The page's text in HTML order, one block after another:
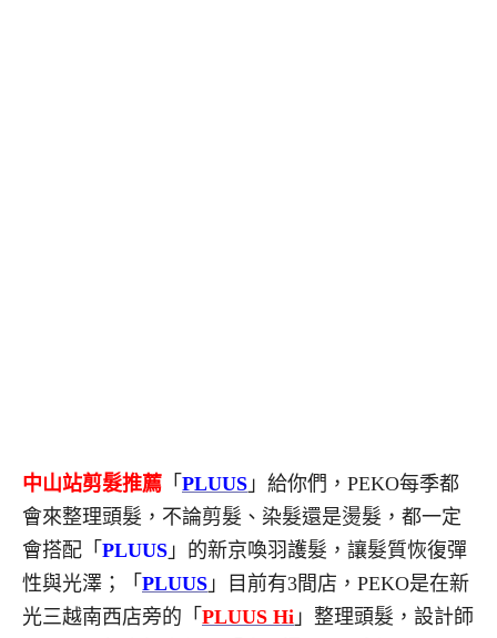
中山站剪髮推薦 「 PLUUS 」給你們，PEKO每季都
會來整理頭髮，不論剪髮、染髮還是燙髮，都一定
會搭配「 PLUUS 」的新京喚羽護髮，讓髮質恢復彈
性與光澤；「 PLUUS 」目前有3間店，PEKO是在新
光三越南西店旁的「 PLUUS Hi 」整理頭髮，設計師